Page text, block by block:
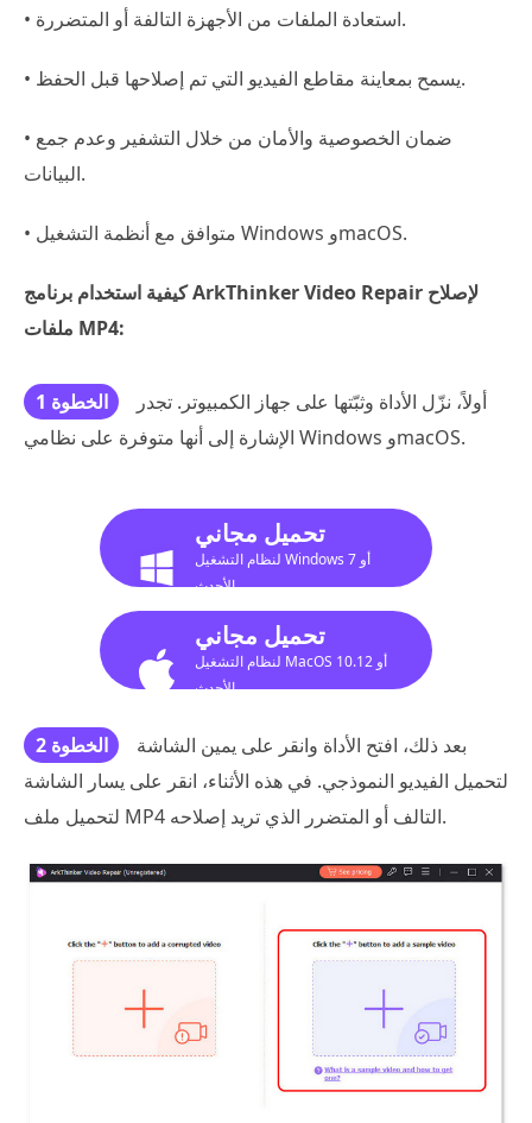
• استعادة الملفات من الأجهزة التالفة أو المتضررة.
• يسمح بمعاينة مقاطع الفيديو التي تم إصلاحها قبل الحفظ.
• ضمان الخصوصية والأمان من خلال التشفير وعدم جمع
البيانات.
• متوافق مع أنظمة التشغيل Windows وmacOS.
كيفية استخدام برنامج ArkThinker Video Repair لإصلاح
ملفات MP4:
الخطوة 1
أولاً، نزّل الأداة وثبّتها على جهاز الكمبيوتر. تجدر
الإشارة إلى أنها متوفرة على نظامي Windows وmacOS.
تحميل مجاني
لنظام التشغيل Windows 7 أو
الأحدث
تحميل مجاني
لنظام التشغيل MacOS 10.12 أو
الأحدث
الخطوة 2
بعد ذلك، افتح الأداة وانقر على يمين الشاشة
لتحميل الفيديو النموذجي. في هذه الأثناء، انقر على يسار الشاشة
لتحميل ملف MP4 التالف أو المتضرر الذي تريد إصلاحه.